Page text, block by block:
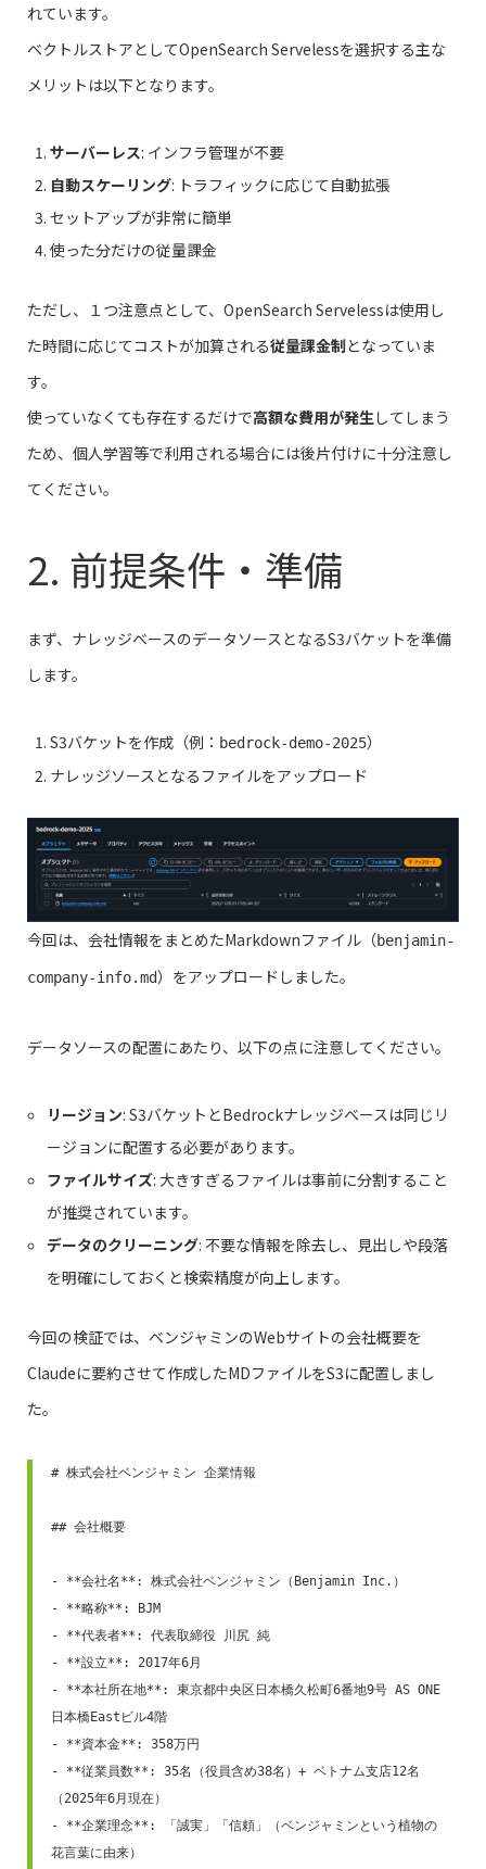
れています。
ベクトルストアとしてOpenSearch Servelessを選択する主な
メリットは以下となります。
サーバーレス: インフラ管理が不要
自動スケーリング: トラフィックに応じて自動拡張
セットアップが非常に簡単
使った分だけの従量課金
ただし、１つ注意点として、OpenSearch Servelessは使用し
た時間に応じてコストが加算される従量課金制となっていま
す。
使っていなくても存在するだけで高額な費用が発生してしまう
ため、個人学習等で利用される場合には後片付けに十分注意し
てください。
2. 前提条件・準備
まず、ナレッジベースのデータソースとなるS3バケットを準備
します。
S3バケットを作成（例： bedrock-demo-2025）
ナレッジソースとなるファイルをアップロード
今回は、会社情報をまとめたMarkdownファイル（benjamin-
company-info.md）をアップロードしました。
データソースの配置にあたり、以下の点に注意してください。
リージョン: S3バケットとBedrockナレッジベースは同じリ
ージョンに配置する必要があります。
ファイルサイズ: 大きすぎるファイルは事前に分割すること
が推奨されています。
データのクリーニング: 不要な情報を除去し、見出しや段落
を明確にしておくと検索精度が向上します。
今回の検証では、ベンジャミンのWebサイトの会社概要を
Claudeに要約させて作成したMDファイルをS3に配置しまし
た。
# 株式会社ベンジャミン 企業情報
## 会社概要
- **会社名**: 株式会社ベンジャミン（Benjamin Inc.）
- **略称**: BJM
- **代表者**: 代表取締役 川尻 純
- **設立**: 2017年6月
- **本社所在地**: 東京都中央区日本橋久松町6番地9号 AS ONE
日本橋Eastビル4階
- **資本金**: 358万円
- **従業員数**: 35名（役員含め38名）+ ベトナム支店12名
（2025年6月現在）
- **企業理念**: 「誠実」「信頼」（ベンジャミンという植物の
花言葉に由来）